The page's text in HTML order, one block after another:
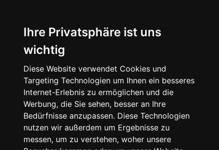
Ihre Privatsphäre ist uns
wichtig
Diese Website verwendet Cookies und
Targeting Technologien um Ihnen ein besseres
Internet-Erlebnis zu ermöglichen und die
Werbung, die Sie sehen, besser an Ihre
Bedürfnisse anzupassen. Diese Technologien
nutzen wir außerdem um Ergebnisse zu
messen, um zu verstehen, woher unsere